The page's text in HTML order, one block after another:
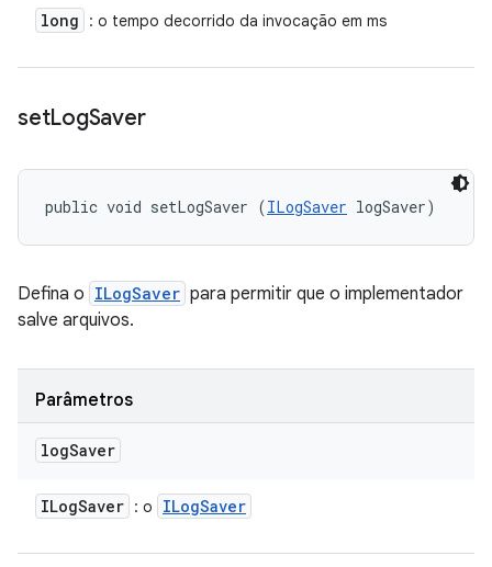
long : o tempo decorrido da invocação em ms
setLogSaver
public void setLogSaver (ILogSaver logSaver)
Defina o ILogSaver para permitir que o implementador
salve arquivos.
Parâmetros
logSaver
ILogSaver : o ILogSaver